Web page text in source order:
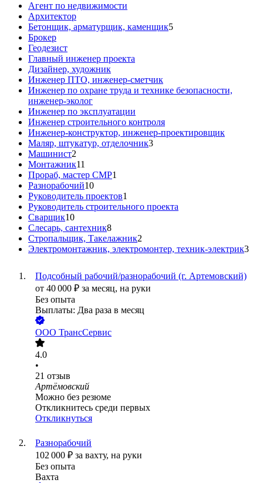
Агент по недвижимости
Архитектор
Бетонщик, арматурщик, каменщик5
Брокер
Геодезист
Главный инженер проекта
Дизайнер, художник
Инженер ПТО, инженер-сметчик
Инженер по охране труда и технике безопасности,
инженер-эколог
Инженер по эксплуатации
Инженер строительного контроля
Инженер-конструктор, инженер-проектировщик
Маляр, штукатур, отделочник3
Машинист2
Монтажник11
Прораб, мастер СМР1
Разнорабочий10
Руководитель проектов1
Руководитель строительного проекта
Сварщик10
Слесарь, сантехник8
Стропальщик, Такелажник2
Электромонтажник, электромонтер, техник-электрик3
Подсобный рабочий/разнорабочий (г. Артемовский)
от 40 000 ₽ за месяц, на руки
Без опыта
Выплаты: Два раза в месяц
ООО ТрансСервис
4.0
•
21 отзыв
Артёмовский
Можно без резюме
Откликнитесь среди первых
Откликнуться
Разнорабочий
102 000 ₽ за вахту, на руки
Без опыта
Вахта